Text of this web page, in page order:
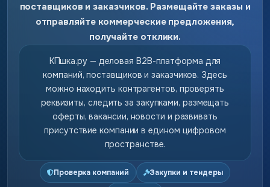
поставщиков и заказчиков. Размещайте заказы и
отправляйте коммерческие предложения,
получайте отклики.
КПшка.ру — деловая B2B-платформа для
компаний, поставщиков и заказчиков. Здесь
можно находить контрагентов, проверять
реквизиты, следить за закупками, размещать
оферты, вакансии, новости и развивать
присутствие компании в едином цифровом
пространстве.
Проверка компаний Закупки и тендеры